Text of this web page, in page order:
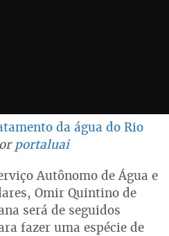
da água do Rio
portaluai
Autônomo de Água e
Omir Quintino de
será de seguidos
fazer uma espécie de